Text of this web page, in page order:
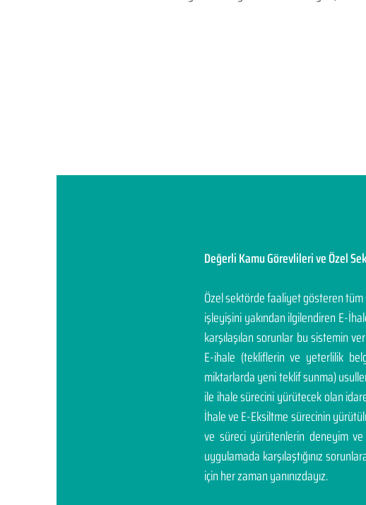
Değerli Kamu Görevlileri ve Özel
Özel sektörde faaliyet gösteren
işleyişini yakından ilgilendiren E-
karşılaşılan sorunlar bu sistemin
E-ihale (tekliflerin ve yeterlilik
miktarlarda yeni teklif sunma)
ile ihale sürecini yürütecek olan
İhale ve E-Eksiltme sürecinin
ve süreci yürütenlerin deneyim ve
uygulamada karşılaştığınız
için her zaman yanınızdayız.